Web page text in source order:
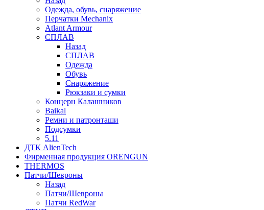
Одежда, обувь, снаряжение
Перчатки Mechanix
Atlant Armour
СПЛАВ
Назад
СПЛАВ
Одежда
Обувь
Снаряжение
Рюкзаки и сумки
Концерн Калашников
Baikal
Ремни и патронташи
Подсумки
5.11
ДТК AlienTech
Фирменная продукция ORENGUN
THERMOS
Патчи/Шевроны
Назад
Патчи/Шевроны
Патчи RedWar